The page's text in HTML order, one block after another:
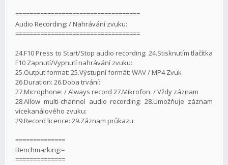
===================================
Audio Recording: / Nahrávání zvuku:
===================================
24.F10 Press to Start/Stop audio recording: 24.Stisknutím tlačítka
F10 Zapnutí/Vypnutí nahrávání zvuku:
25.Output format: 25.Výstupní formát: WAV / MP4 Zvuk
26.Duration: 26.Doba trvání:
27.Microphone: / Always record 27.Mikrofon: / Vždy záznam
28.Allow multi-channel audio recording: 28.Umožňuje záznam
vícekanálového zvuku:
29.Record licence: 29.Záznam průkazu:
==============
Benchmarking:=
==============